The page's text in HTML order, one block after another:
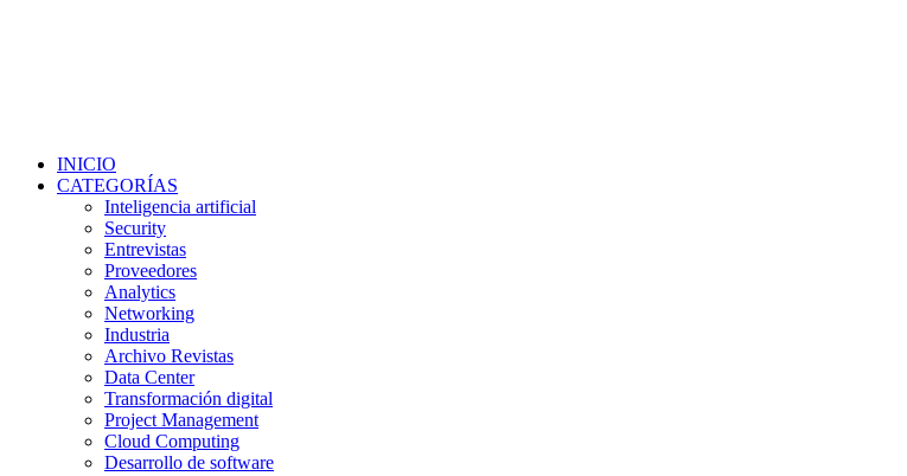
INICIO
CATEGORÍAS
Inteligencia artificial
Security
Entrevistas
Proveedores
Analytics
Networking
Industria
Archivo Revistas
Data Center
Transformación digital
Project Management
Cloud Computing
Desarrollo de software